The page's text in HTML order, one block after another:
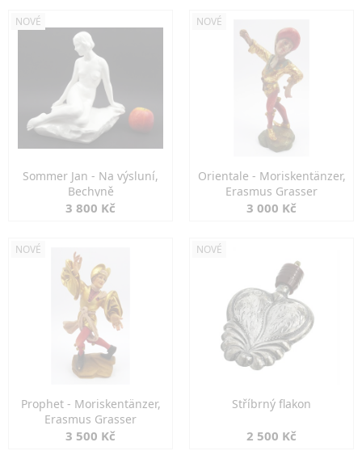
NOVÉ
Sommer Jan - Na výsluní,
Bechyně
3 800 Kč
NOVÉ
Orientale - Moriskentänzer,
Erasmus Grasser
3 000 Kč
NOVÉ
Prophet - Moriskentänzer,
Erasmus Grasser
3 500 Kč
NOVÉ
Stříbrný flakon
2 500 Kč